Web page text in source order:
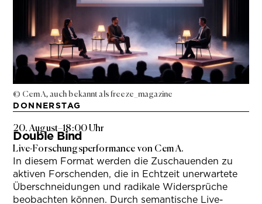
© Cem A, auch bekannt als freeze_magazine
DONNERSTAG
20. August–18:00 Uhr
Double Bind
Live-Forschungsperformance von Cem A.
In diesem Format werden die Zuschauenden zu
aktiven Forschenden, die in Echtzeit unerwartete
Überschneidungen und radikale Widersprüche
beobachten können. Durch semantische Live-